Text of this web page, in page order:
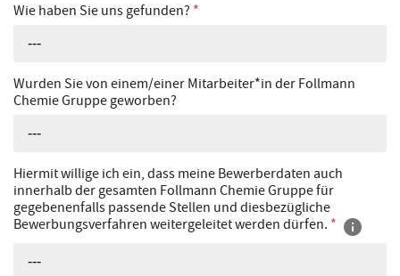
Wie haben Sie uns gefunden? *
---
Wurden Sie von einem/einer Mitarbeiter*in der Follmann
Chemie Gruppe geworben?
---
Hiermit willige ich ein, dass meine Bewerberdaten auch
innerhalb der gesamten Follmann Chemie Gruppe für
gegebenenfalls passende Stellen und diesbezügliche
Bewerbungsverfahren weitergeleitet werden dürfen. *
---